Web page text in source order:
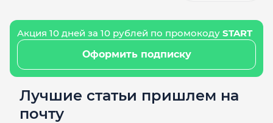
Акция 10 дней за 10 рублей по промокоду START
Оформить подписку
Лучшие статьи пришлем на
почту